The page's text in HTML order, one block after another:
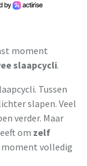
moment
slaapcycli.
Tussen
slapen. Veel
verder. Maar
om zelf
moment volledig